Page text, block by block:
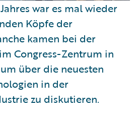
war es mal wieder
Köpfe der
kamen bei der
Congress-Zentrum in
über die neuesten
in der
zu diskutieren.